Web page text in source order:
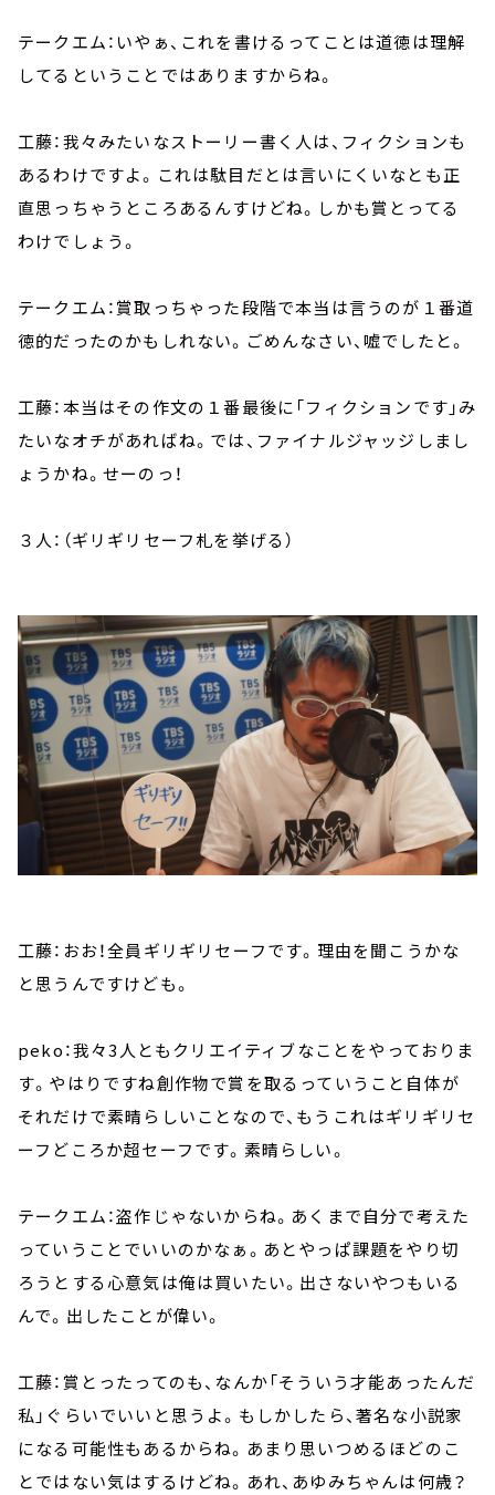
テークエム：いやぁ、これを書けるってことは道徳は理解
してるということではありますからね。
工藤：我々みたいなストーリー書く人は、フィクションも
あるわけですよ。これは駄目だとは言いにくいなとも正
直思っちゃうところあるんすけどね。しかも賞とってる
わけでしょう。
テークエム：賞取っちゃった段階で本当は言うのが１番道
徳的だったのかもしれない。ごめんなさい、嘘でしたと。
工藤：本当はその作文の１番最後に「フィクションです」み
たいなオチがあればね。では、ファイナルジャッジしまし
ょうかね。せーのっ！
３人：（ギリギリセーフ札を挙げる）
工藤：おお！全員ギリギリセーフです。理由を聞こうかな
と思うんですけども。
peko：我々3人ともクリエイティブなことをやっておりま
す。やはりですね創作物で賞を取るっていうこと自体が
それだけで素晴らしいことなので、もうこれはギリギリセ
ーフどころか超セーフです。素晴らしい。
テークエム：盗作じゃないからね。あくまで自分で考えた
っていうことでいいのかなぁ。あとやっぱ課題をやり切
ろうとする心意気は俺は買いたい。出さないやつもいる
んで。出したことが偉い。
工藤：賞とったってのも、なんか「そういう才能あったんだ
私」ぐらいでいいと思うよ。もしかしたら、著名な小説家
になる可能性もあるからね。あまり思いつめるほどのこ
とではない気はするけどね。あれ、あゆみちゃんは何歳？